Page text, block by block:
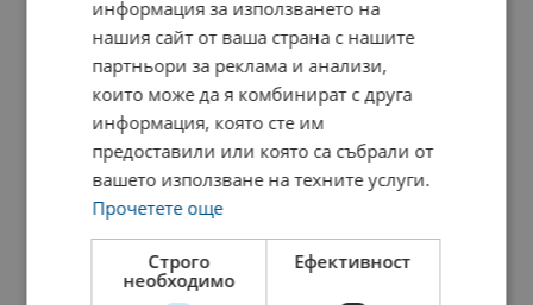
прекрати предоставянето на
Услугата, без да посочва причини за
това.
3.9. Всеки Потребител на Услугата
може да поиска промени в
информацията, налична в Профила.
3.10. Всеки Потребител на Услугата
може да поиска нейното прекратяване
и изтриване на информацията от
информация за използването на
нашия сайт от ваша страна с нашите
партньори за реклама и анализи,
които може да я комбинират с друга
информация, която сте им
предоставили или която са събрали от
вашето използване на техните услуги.
Прочетете още
Строго
необходимо
Ефективност